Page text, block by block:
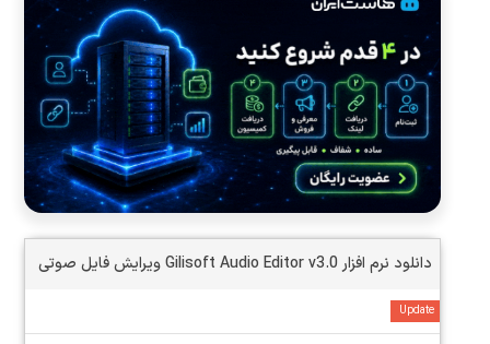
دانلود نرم افزار Gilisoft Audio Editor v3.0 ویرایش فایل صوتی
Update